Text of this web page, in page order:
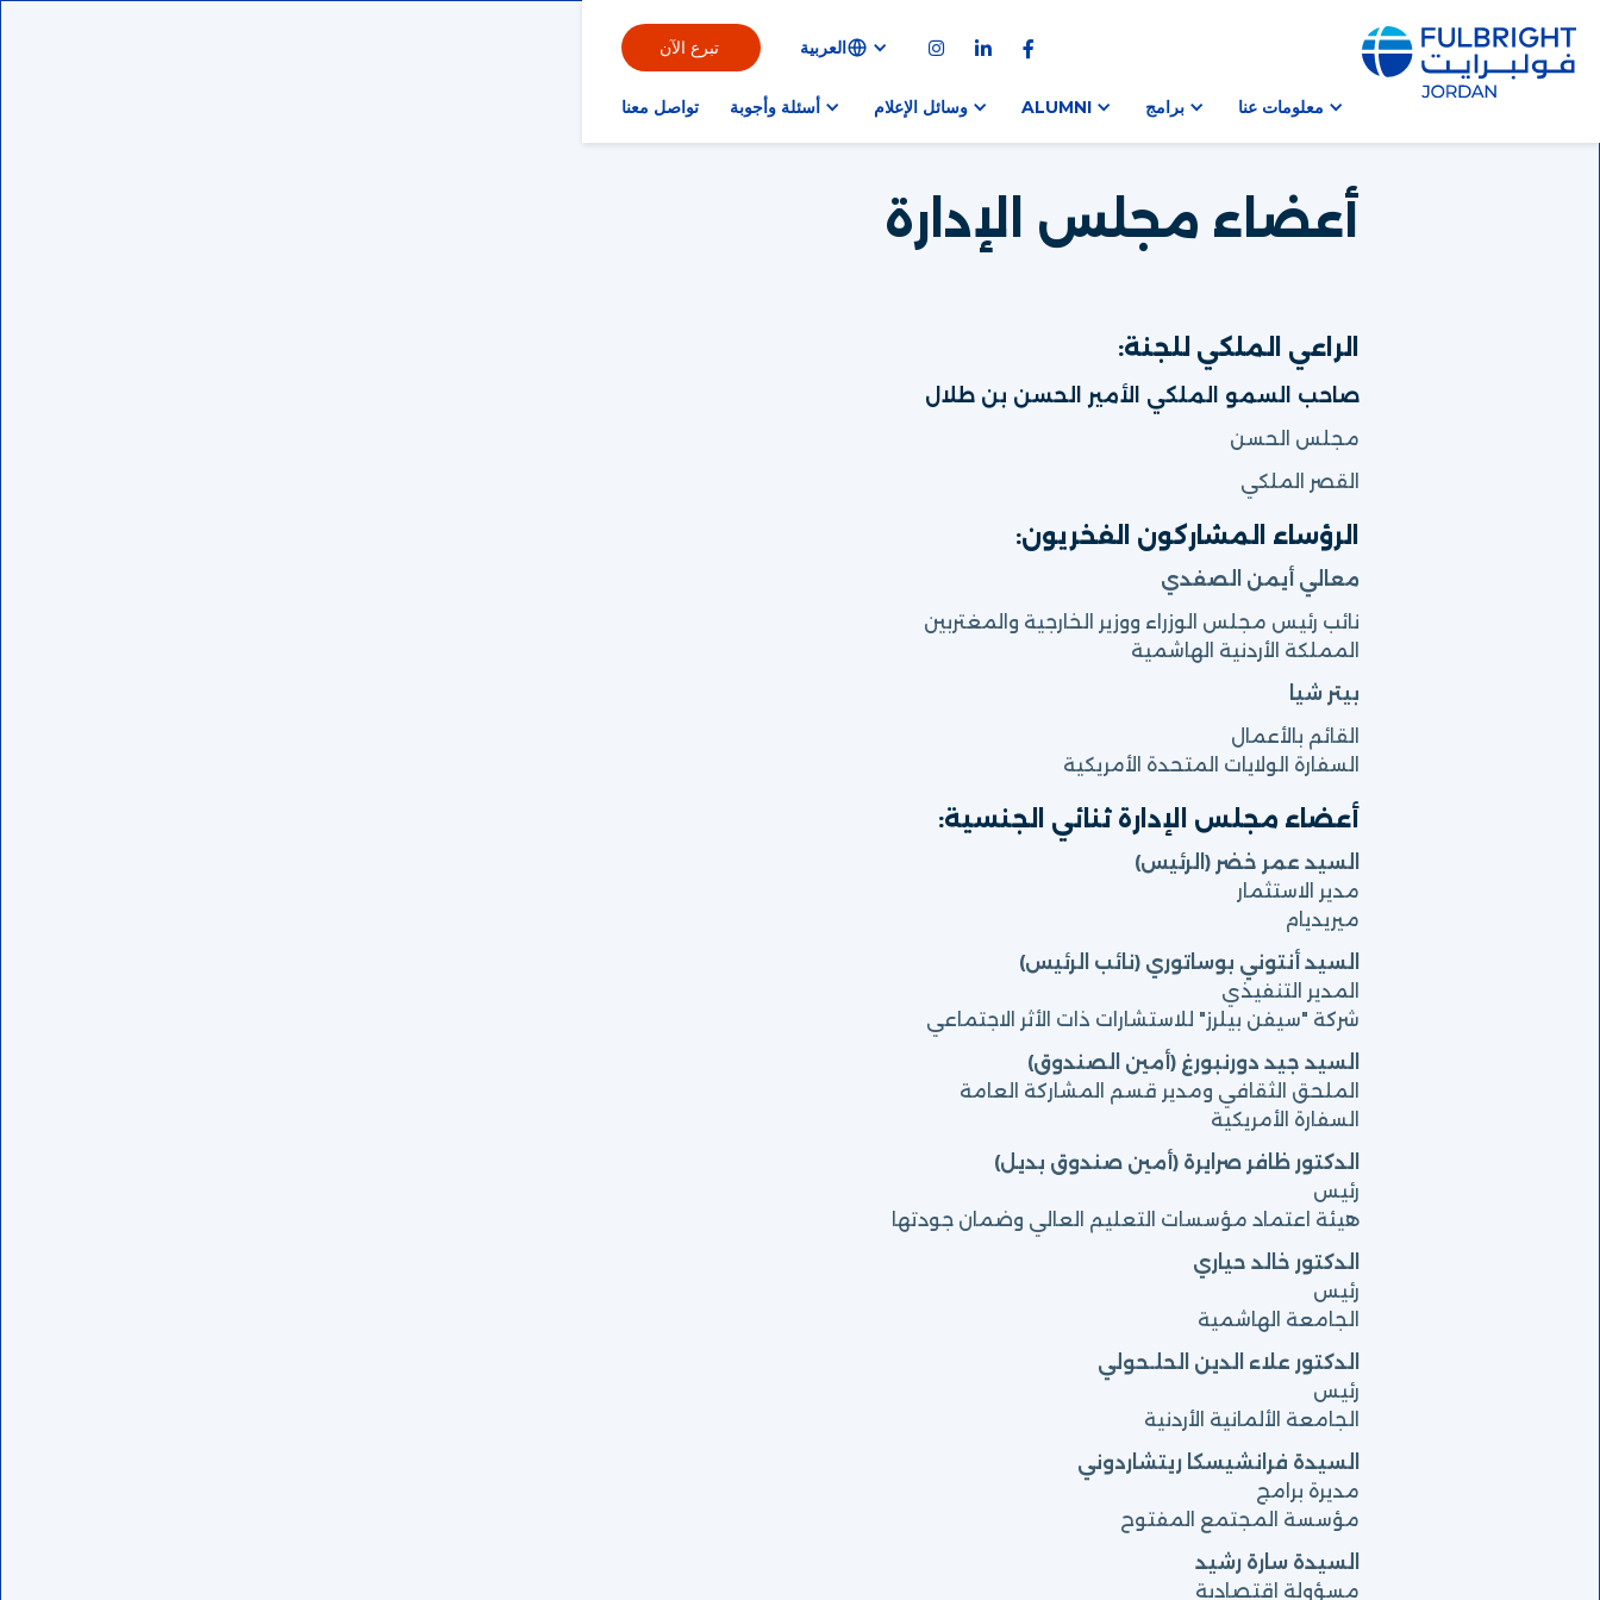


 العربية تبرع الآن
معلومات عنا برامج ALUMNI وسائل الإعلام أسئلة وأجوبة تواصل معنا
أعضاء مجلس الإدارة
الراعي الملكي للجنة:
صاحب السمو الملكي الأمير الحسن بن طلال
مجلس الحسن
القصر الملكي
الرؤساء المشاركون الفخريون:
معالي أيمن الصفدي
نائب رئيس مجلس الوزراء ووزير الخارجية والمغتربين
المملكة الأردنية الهاشمية
بيتر شيا
القائم بالأعمال
السفارة الولايات المتحدة الأمريكية
أعضاء مجلس الإدارة ثنائي الجنسية:
السيد عمر خضر (الرئيس)
مدير الاستثمار
ميريديام
السيد أنتوني بوساتوري (نائب الرئيس)
المدير التنفيذي
شركة "سيفن بيلرز" للاستشارات ذات الأثر الاجتماعي
السيد جيد دورنبورغ (أمين الصندوق)
الملحق الثقافي ومدير قسم المشاركة العامة
السفارة الأمريكية
الدكتور ظافر صرايرة (أمين صندوق بديل)
رئيس
هيئة اعتماد مؤسسات التعليم العالي وضمان جودتها
الدكتور خالد حياري
رئيس
الجامعة الهاشمية
الدكتور علاء الدين الحلـحولي
رئيس
الجامعة الألمانية الأردنية
السيدة فرانشيسكا ريتشاردوني
مديرة برامج
مؤسسة المجتمع المفتوح
السيدة سارة رشيد
مسؤولة اقتصادية